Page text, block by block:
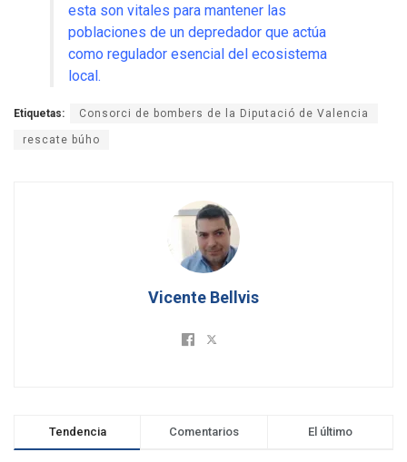
esta son vitales para mantener las
poblaciones de un depredador que actúa
como regulador esencial del ecosistema
local.
Etiquetas: Consorci de bombers de la Diputació de Valencia
rescate búho
Vicente Bellvis
Tendencia Comentarios El último